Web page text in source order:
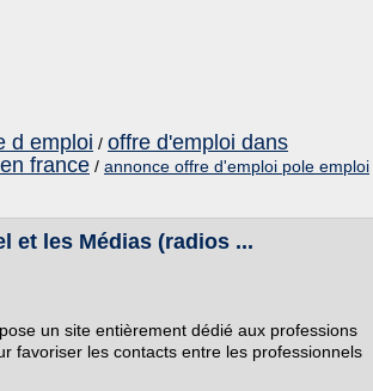
d emploi / offre d'emploi dans
france / annonce offre d'emploi pole emploi
et les Médias (radios ...
un site entièrement dédié aux professions
favoriser les contacts entre les professionnels